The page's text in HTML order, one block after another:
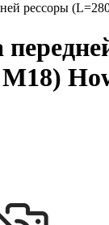
рессоры